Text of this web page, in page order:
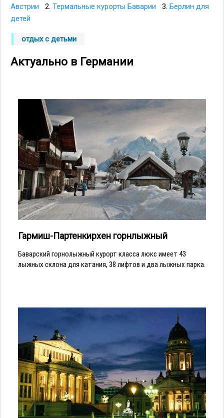
Австрии 2. Термальные курорты Баварии 3. Берлин для
детей
отдых с детьми
Актуально в Германии
Гармиш-Партенкирхен горнлыжный
Баварский горнолыжный курорт класса люкс имеет 43
лыжных склона для катания, 38 лифтов и два лыжных парка.